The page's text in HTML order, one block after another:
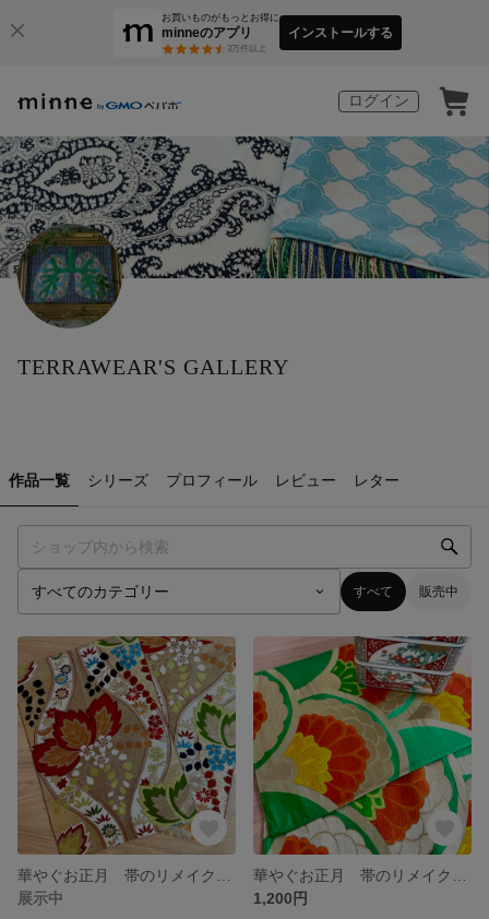
お買いものがもっとお得に
minneのアプリ
3万件以上
インストールする
ログイン
TERRAWEAR'S GALLERY
作品一覧 シリーズ プロフィール レビュー レター
すべて 販売中
展示中
1,200円